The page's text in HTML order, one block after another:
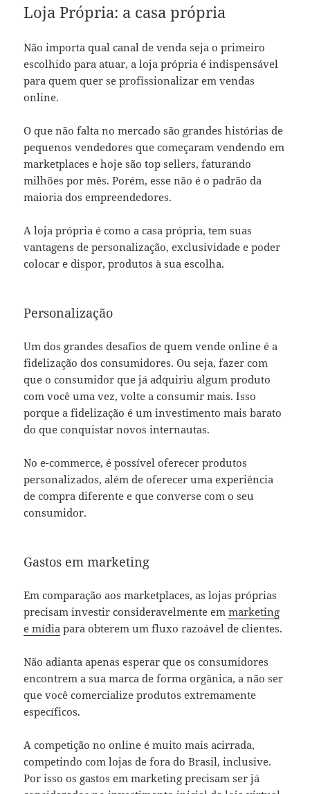
Loja Própria: a casa própria
Não importa qual canal de venda seja o primeiro
escolhido para atuar, a loja própria é indispensável
para quem quer se profissionalizar em vendas
online.
O que não falta no mercado são grandes histórias de
pequenos vendedores que começaram vendendo em
marketplaces e hoje são top sellers, faturando
milhões por mês. Porém, esse não é o padrão da
maioria dos empreendedores.
A loja própria é como a casa própria, tem suas
vantagens de personalização, exclusividade e poder
colocar e dispor, produtos à sua escolha.
Personalização
Um dos grandes desafios de quem vende online é a
fidelização dos consumidores. Ou seja, fazer com
que o consumidor que já adquiriu algum produto
com você uma vez, volte a consumir mais. Isso
porque a fidelização é um investimento mais barato
do que conquistar novos internautas.
No e-commerce, é possível oferecer produtos
personalizados, além de oferecer uma experiência
de compra diferente e que converse com o seu
consumidor.
Gastos em marketing
Em comparação aos marketplaces, as lojas próprias
precisam investir consideravelmente emmarketing
e mídia para obterem um fluxo razoável de clientes.
Não adianta apenas esperar que os consumidores
encontrem a sua marca de forma orgânica, a não ser
que você comercialize produtos extremamente
específicos.
A competição no online é muito mais acirrada,
competindo com lojas de fora do Brasil, inclusive.
Por isso os gastos em marketing precisam ser já